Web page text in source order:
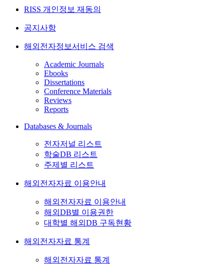
RISS 개인정보 재동의
공지사항
해외전자정보서비스 검색
Academic Journals
Ebooks
Dissertations
Conference Materials
Reviews
Reports
Databases & Journals
전자저널 리스트
학술DB 리스트
주제별 리스트
해외전자자료 이용안내
해외전자자료 이용안내
해외DB별 이용권한
대학별 해외DB 구독현황
해외전자자료 통계
해외전자자료 통계